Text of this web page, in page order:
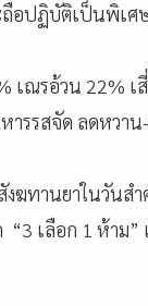
ปฏิบัติเป็นพิเศ
รอ้วน 22% เสี่ย
หารรสจัด ลดหว
ทานยาในวันสำ
“3 เลือก 1 ห้าม